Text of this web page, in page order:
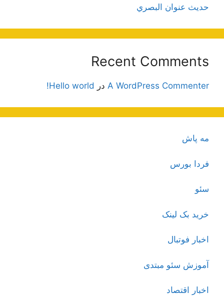
حديث عنوان البصري
Recent Comments
A WordPress Commenter در Hello world!
مه پاش
فردا بورس
سئو
خرید بک لینک
اخبار فوتبال
آموزش سئو مبتدی
اخبار اقتصاد